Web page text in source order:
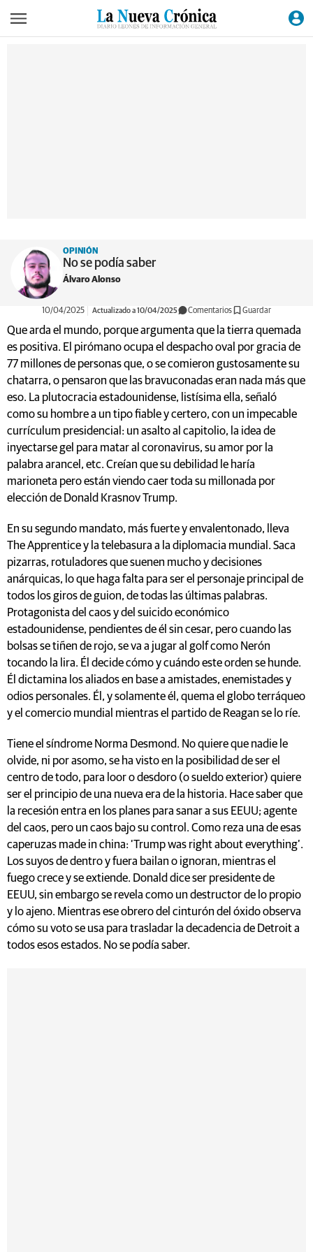
OPINIÓN
No se podía saber
Álvaro Alonso
10/04/2025 Actualizado a 10/04/2025 Comentarios Guardar
Que arda el mundo, porque argumenta que la tierra quemada
es positiva. El pirómano ocupa el despacho oval por gracia de
77 millones de personas que, o se comieron gustosamente su
chatarra, o pensaron que las bravuconadas eran nada más que
eso. La plutocracia estadounidense, listísima ella, señaló
como su hombre a un tipo fiable y certero, con un impecable
currículum presidencial: un asalto al capitolio, la idea de
inyectarse gel para matar al coronavirus, su amor por la
palabra arancel, etc. Creían que su debilidad le haría
marioneta pero están viendo caer toda su millonada por
elección de Donald Krasnov Trump.
En su segundo mandato, más fuerte y envalentonado, lleva
The Apprentice y la telebasura a la diplomacia mundial. Saca
pizarras, rotuladores que suenen mucho y decisiones
anárquicas, lo que haga falta para ser el personaje principal de
todos los giros de guion, de todas las últimas palabras.
Protagonista del caos y del suicido económico
estadounidense, pendientes de él sin cesar, pero cuando las
bolsas se tiñen de rojo, se va a jugar al golf como Nerón
tocando la lira. Él decide cómo y cuándo este orden se hunde.
Él dictamina los aliados en base a amistades, enemistades y
odios personales. Él, y solamente él, quema el globo terráqueo
y el comercio mundial mientras el partido de Reagan se lo ríe.
Tiene el síndrome Norma Desmond. No quiere que nadie le
olvide, ni por asomo, se ha visto en la posibilidad de ser el
centro de todo, para loor o desdoro (o sueldo exterior) quiere
ser el principio de una nueva era de la historia. Hace saber que
la recesión entra en los planes para sanar a sus EEUU; agente
del caos, pero un caos bajo su control. Como reza una de esas
caperuzas made in china: ‘Trump was right about everything’.
Los suyos de dentro y fuera bailan o ignoran, mientras el
fuego crece y se extiende. Donald dice ser presidente de
EEUU, sin embargo se revela como un destructor de lo propio
y lo ajeno. Mientras ese obrero del cinturón del óxido observa
cómo su voto se usa para trasladar la decadencia de Detroit a
todos esos estados. No se podía saber.